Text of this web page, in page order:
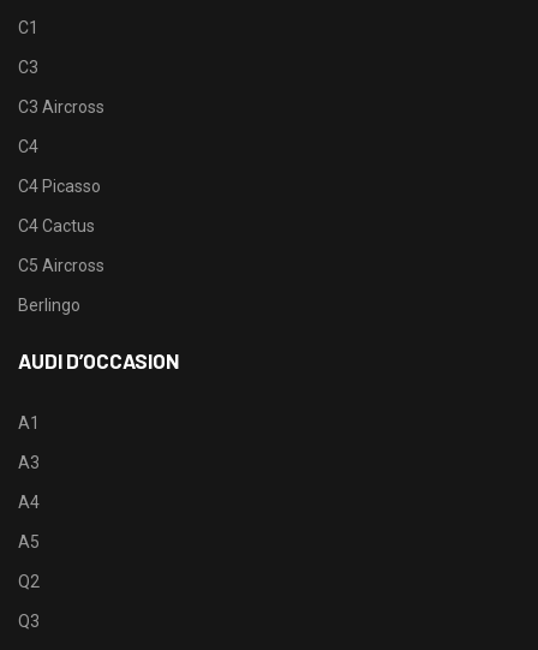
C1
C3
C3 Aircross
C4
C4 Picasso
C4 Cactus
C5 Aircross
Berlingo
AUDI D’OCCASION
A1
A3
A4
A5
Q2
Q3